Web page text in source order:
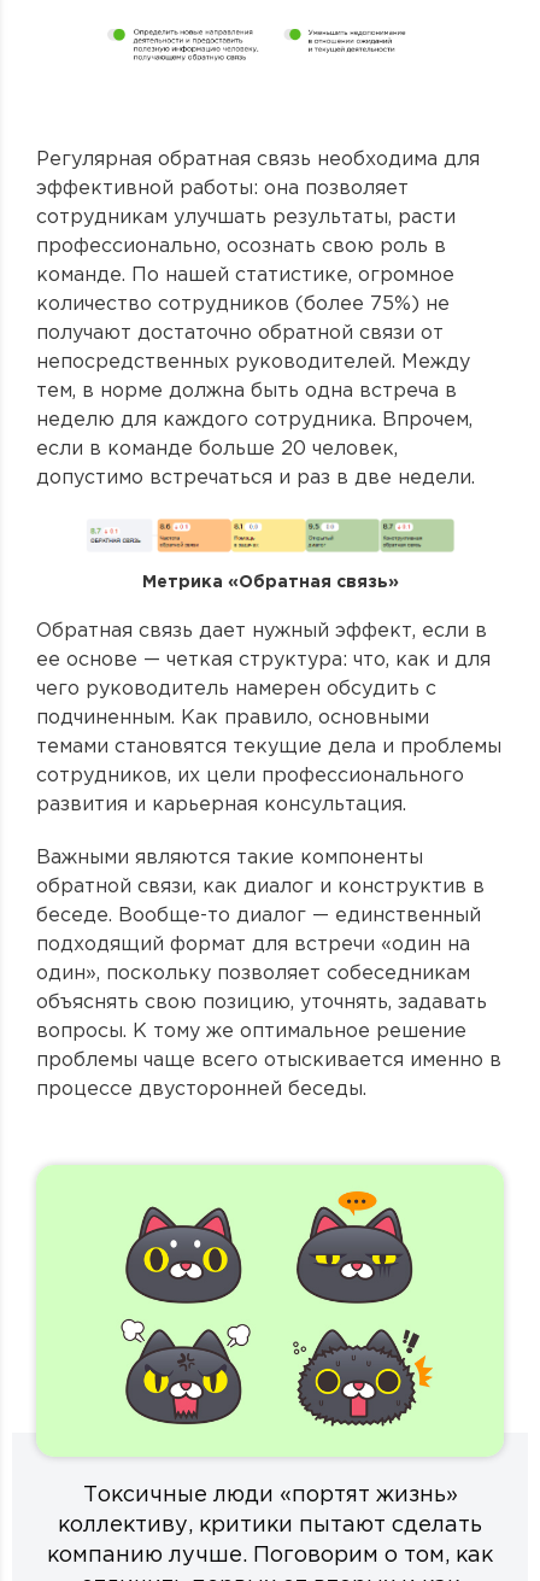
Регулярная обратная связь необходима для
эффективной работы: она позволяет
сотрудникам улучшать результаты, расти
профессионально, осознать свою роль в
команде. По нашей статистике, огромное
количество сотрудников (более 75%) не
получают достаточно обратной связи от
непосредственных руководителей. Между
тем, в норме должна быть одна встреча в
неделю для каждого сотрудника. Впрочем,
если в команде больше 20 человек,
допустимо встречаться и раз в две недели.
Метрика «Обратная связь»
Обратная связь дает нужный эффект, если в
ее основе — четкая структура: что, как и для
чего руководитель намерен обсудить с
подчиненным. Как правило, основными
темами становятся текущие дела и проблемы
сотрудников, их цели профессионального
развития и карьерная консультация.
Важными являются такие компоненты
обратной связи, как диалог и конструктив в
беседе. Вообще-то диалог — единственный
подходящий формат для встречи «один на
один», поскольку позволяет собеседникам
объяснять свою позицию, уточнять, задавать
вопросы. К тому же оптимальное решение
проблемы чаще всего отыскивается именно в
процессе двусторонней беседы.
Токсичные люди «портят жизнь»
коллективу, критики пытают сделать
компанию лучше. Поговорим о том, как